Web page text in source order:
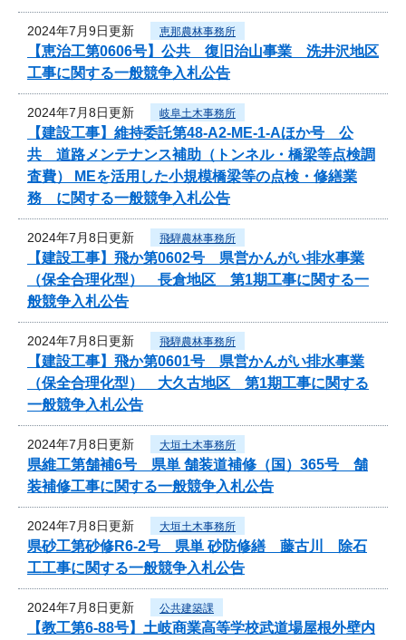
2024年7月9日更新 恵那農林事務所
【恵治工第0606号】公共 復旧治山事業 洗井沢地区
工事に関する一般競争入札公告
2024年7月8日更新 岐阜土木事務所
【建設工事】維持委託第48-A2-ME-1-Aほか号 公
共 道路メンテナンス補助（トンネル・橋梁等点検調
査費） MEを活用した小規模橋梁等の点検・修繕業
務 に関する一般競争入札公告
2024年7月8日更新 飛騨農林事務所
【建設工事】飛か第0602号 県営かんがい排水事業
（保全合理化型） 長倉地区 第1期工事に関する一
般競争入札公告
2024年7月8日更新 飛騨農林事務所
【建設工事】飛か第0601号 県営かんがい排水事業
（保全合理化型） 大久古地区 第1期工事に関する
一般競争入札公告
2024年7月8日更新 大垣土木事務所
県維工第舗補6号 県単 舗装道補修（国）365号 舗
装補修工事に関する一般競争入札公告
2024年7月8日更新 大垣土木事務所
県砂工第砂修R6-2号 県単 砂防修繕 藤古川 除石
工工事に関する一般競争入札公告
2024年7月8日更新 公共建築課
【教工第6-88号】土岐商業高等学校武道場屋根外壁内